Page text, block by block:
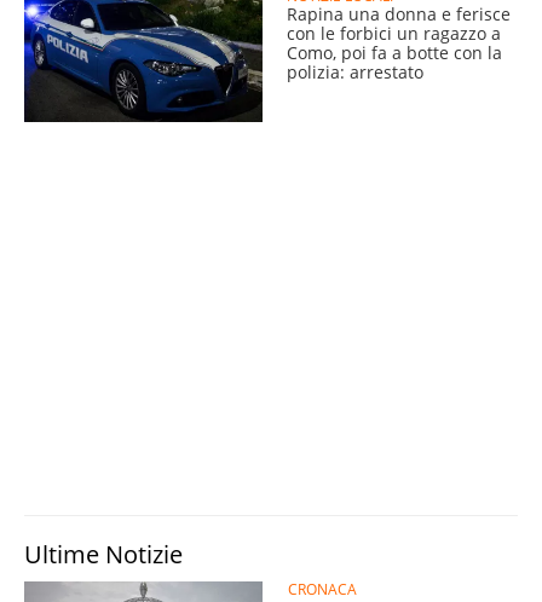
Rapina una donna e ferisce
con le forbici un ragazzo a
Como, poi fa a botte con la
polizia: arrestato
Ultime Notizie
CRONACA